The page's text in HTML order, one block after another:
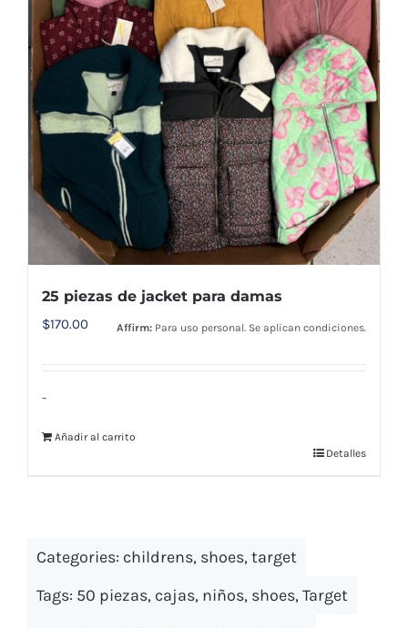
25 piezas de jacket para damas
$170.00 Affirm: Para uso personal. Se aplican condiciones.
-
Añadir al carrito
Detalles
Categories: childrens, shoes,target
Tags: 50 piezas, cajas, niños, shoes,Target